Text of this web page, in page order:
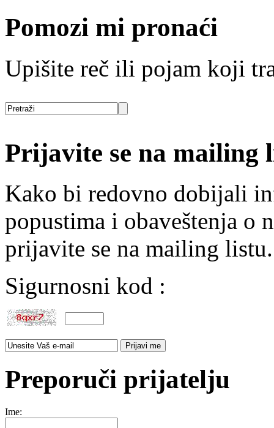
Pomozi mi pronaći
Upišite reč ili pojam koji
Prijavite se na mailing
Kako bi redovno dobijali
popustima i obaveštenja o
prijavite se na mailing listu.
Sigurnosni kod :
Preporuči prijatelju
Ime: